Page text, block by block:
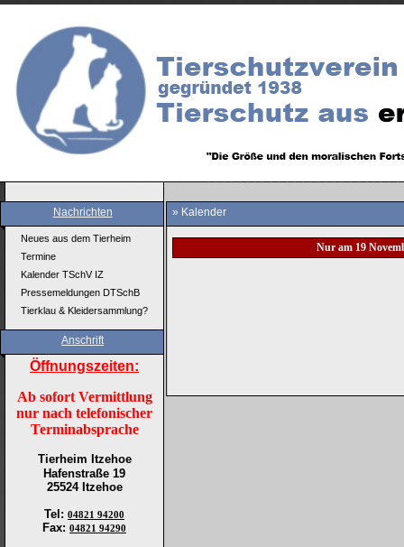
Nachrichten
Neues aus dem Tierheim
Termine
Kalender TSchV IZ
Pressemeldungen DTSchB
Tierklau & Kleidersammlung?
Anschrift
Öffnungszeiten:
Ab sofort Vermittlung
nur nach telefonischer
Terminabsprache
Tierheim Itzehoe
Hafenstraße 19
25524 Itzehoe
Tel : 04821 94200
Fax: 04821 94290
» Kalender
Nur am 19